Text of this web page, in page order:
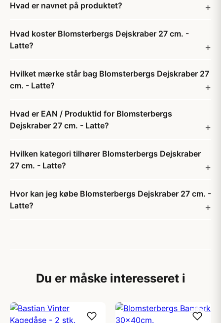
Hvad er navnet på produktet?
Hvad koster Blomsterbergs Dejskraber 27 cm. -
Latte?
Hvilket mærke står bag Blomsterbergs Dejskraber 27
cm. - Latte?
Hvad er EAN / Produktid for Blomsterbergs
Dejskraber 27 cm. - Latte?
Hvilken kategori tilhører Blomsterbergs Dejskraber
27 cm. - Latte?
Hvor kan jeg købe Blomsterbergs Dejskraber 27 cm. -
Latte?
Du er måske interesseret i